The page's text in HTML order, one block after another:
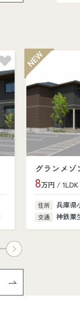
グランメゾ
8万円 /
住所 兵庫県
交通 神鉄粟